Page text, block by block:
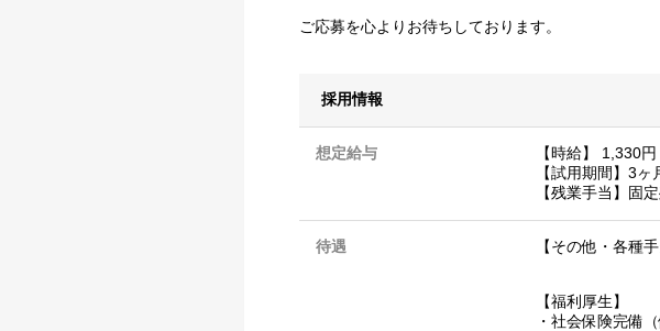
ご応募を心よりお待ちしております。
採用情報
想定給与
【時給】 1,330
【試用期間】3
【残業手当】固
待遇 【その他・各種
【福利厚生】
・社会保険完備